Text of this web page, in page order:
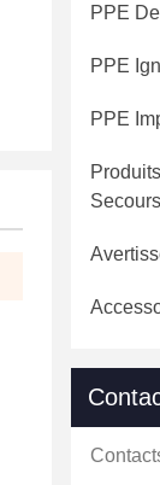
PPE
PPE
PPE
Secours